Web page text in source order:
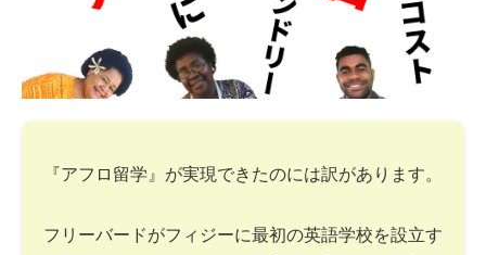
『アフロ留学』が実現できたのには訳があります。
フリーバードがフィジーに最初の英語学校を設立す